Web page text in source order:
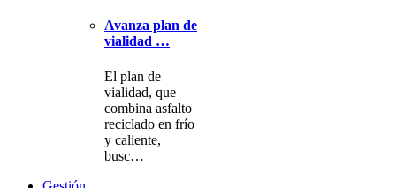
Avanza plan de
vialidad …
El plan de
vialidad, que
combina asfalto
reciclado en frío
y caliente,
busc…